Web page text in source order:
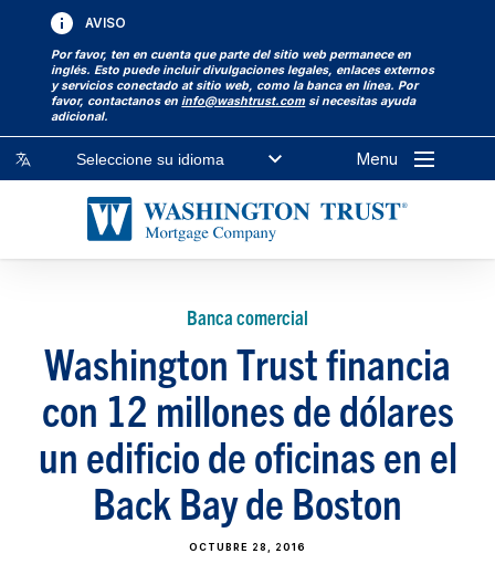
AVISO
Por favor, ten en cuenta que parte del sitio web permanece en
inglés. Esto puede incluir divulgaciones legales, enlaces externos
y servicios conectado at sitio web, como la banca en línea. Por
favor, contactanos eninfo@washtrust.com si necesitas ayuda
adicional.
Seleccione su idioma Menu
Banca comercial
Washington Trust financia
con 12 millones de dólares
un edificio de oficinas en el
Back Bay de Boston
OCTUBRE 28, 2016